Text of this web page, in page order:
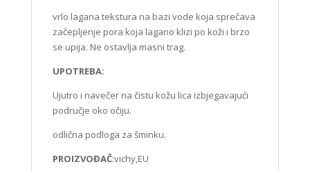
vrlo lagana tekstura na bazi vode koja sprečava
začepljenje pora koja lagano klizi po koži i brzo
se upija. Ne ostavlja masni trag.
UPOTREBA:
Ujutro i navečer na čistu kožu lica izbjegavajući
područje oko očiju.
odlična podloga za šminku.
PROIZVOĐAČ:vichy,EU